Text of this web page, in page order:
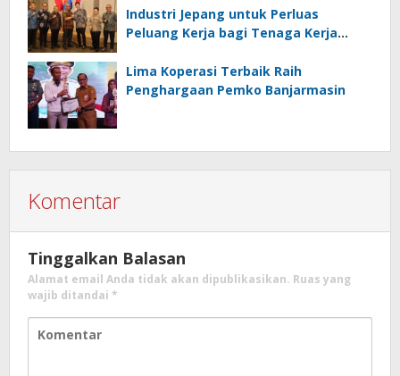
Industri Jepang untuk Perluas
Peluang Kerja bagi Tenaga Kerja
Lima Koperasi Terbaik Raih
Penghargaan Pemko Banjarmasin
Komentar
Tinggalkan Balasan
Alamat email Anda tidak akan dipublikasikan. Ruas yang
wajib ditandai *